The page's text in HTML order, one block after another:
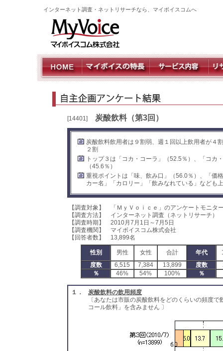
インターネット調査・ネットリサーチなら、マイボイスコムへ
[14401] 炭酸飲料（第3回）
炭酸飲料飲用者は９割弱、週１回以上飲用者が４
２割
トップ３は「コカ・コーラ」（52.5％）、「コカ
（45.6％）
重視ポイントは「味、飲み口」（56.0％）、「価
カー名」「カロリー」「飲みなれている」なども
【調査対象】 「ＭｙＶｏｉｃｅ」のアンケートモニタ
【調査方法】 インターネット調査（ネットリサーチ）
【調査時期】 2010月7月1日～7月5日
【調査機関】 マイボイスコム株式会社
【回答者数】 13,899名
性別 男性 女性 合計 年代
度数
6,515 7,384 13,899 度数
％
46% 54% 100% ％
１．
炭酸飲料の飲用頻度
〔あなたは市販の炭酸飲料をどのくらいの頻度
コール飲料」を含みません 〕